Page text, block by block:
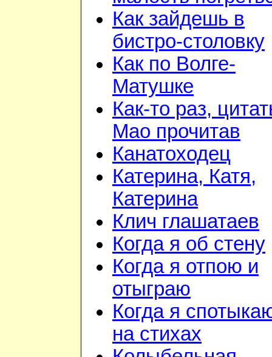
Как зайдешь в
бистро-столовку
Как по Волге-
Матушке
Как-то раз,
Мао прочитав
Канатоходец
Катерина, Катя,
Катерина
Клич глашатаев
Когда я об стену
Когда я отпою и
отыграю
Когда я
на стихах